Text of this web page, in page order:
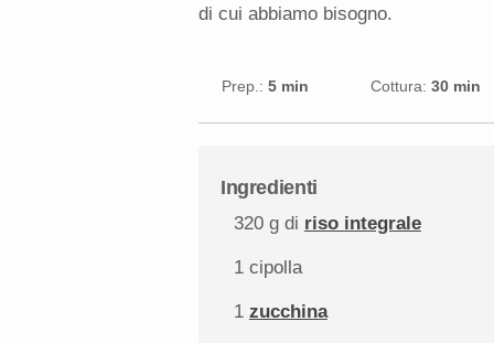
di cui abbiamo bisogno.
Prep.: 5 min Cottura: 30 min
Ingredienti
320 gdi riso integrale
1cipolla
1 zucchina